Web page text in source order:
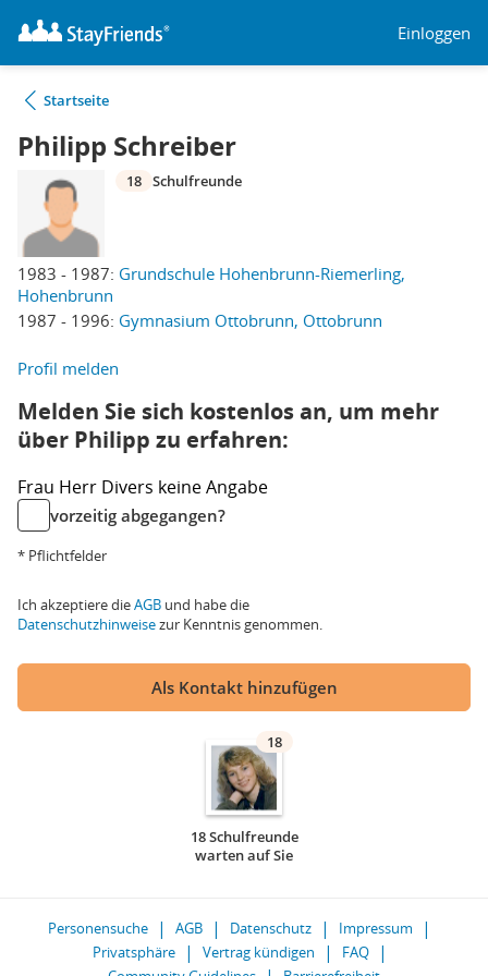
Einloggen
Startseite
Philipp Schreiber
1983 - 1987: Grundschule Hohenbrunn-Riemerling,
Hohenbrunn
1987 - 1996: Gymnasium Ottobrunn, Ottobrunn
18 Schulfreunde
Profil melden
Melden Sie sich kostenlos an, um mehr
über Philipp zu erfahren:
Frau Herr Divers keine Angabe
vorzeitig abgegangen?
* Pflichtfelder
Ich akzeptiere dieAGB und habe die
Datenschutzhinweisezur Kenntnis genommen.
Als Kontakt hinzufügen
18
18 Schulfreunde
warten auf Sie
Personensuche AGB Datenschutz
Impressum
Privatsphäre
Vertrag kündigen
FAQ